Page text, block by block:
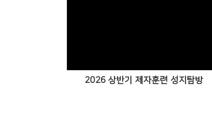
2026 상반기 제자훈련 성지탐방